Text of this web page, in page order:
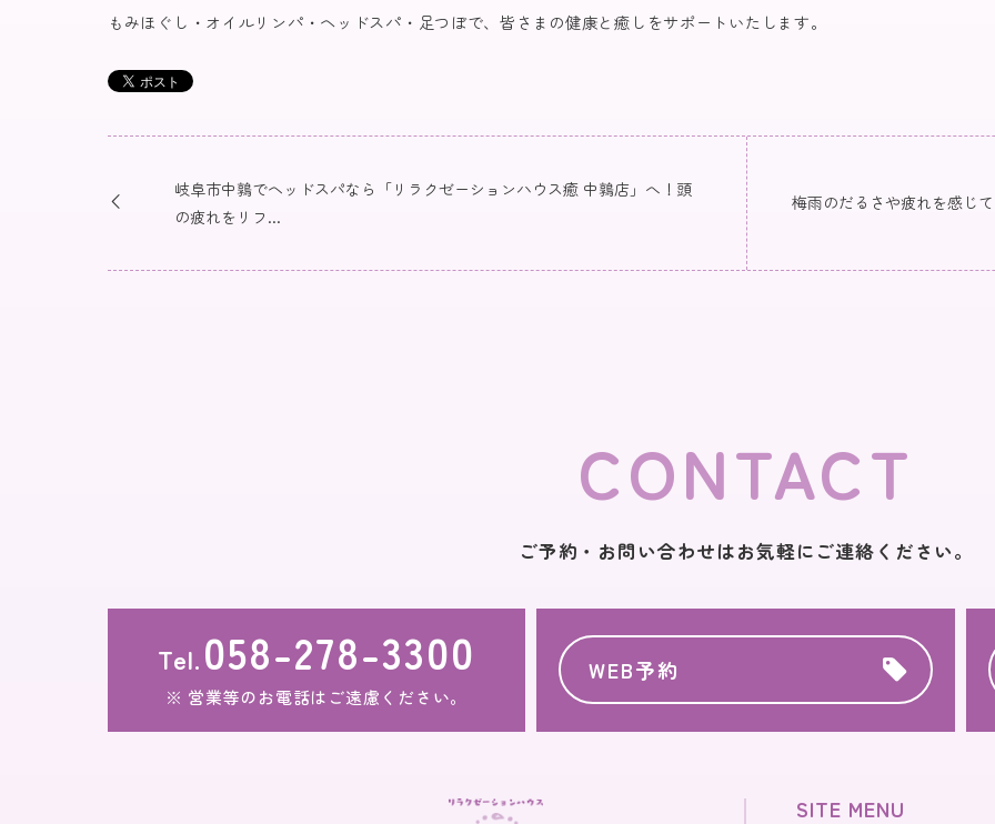
もみほぐし・オイルリンパ・ヘッドスパ・足つぼで、皆さまの健康と癒しをサポートいたします。
岐阜市中鶉でヘッドスパなら「リラクゼーションハウス癒 中鶉店」へ！頭
の疲れをリフ...
梅雨のだるさや疲れを感じ
CONTACT
ご予約・お問い合わせはお気軽にご連絡ください。
Tel.058-278-3300
営業等のお電話はご遠慮ください。
WEB予約
SITE MENU